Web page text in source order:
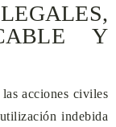
Y
acciones civiles
indebida